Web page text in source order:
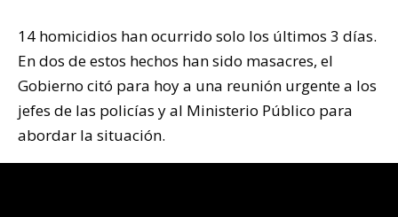
14 homicidios han ocurrido solo los últimos 3 días.
En dos de estos hechos han sido masacres, el
Gobierno citó para hoy a una reunión urgente a los
jefes de las policías y al Ministerio Público para
abordar la situación.